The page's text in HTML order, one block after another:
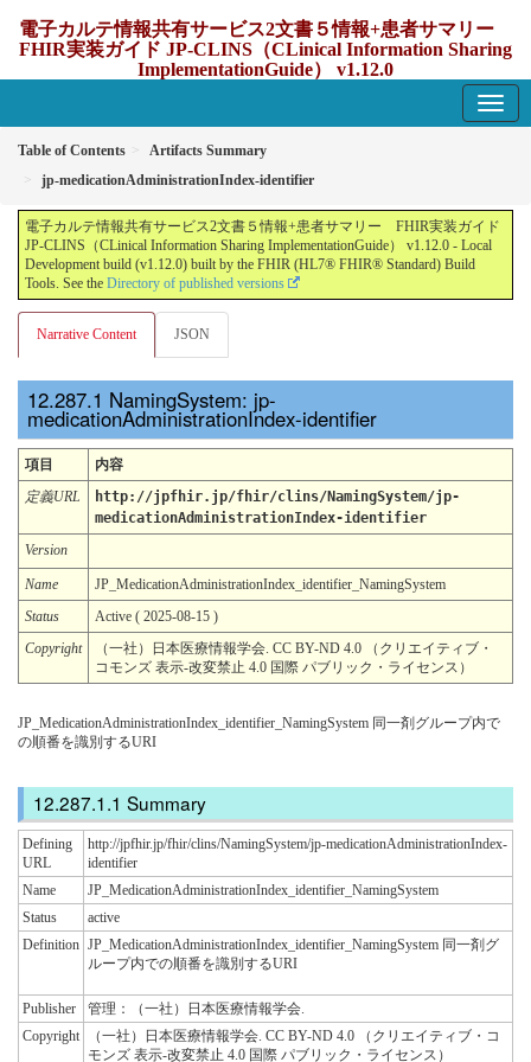
電子カルテ情報共有サービス2文書５情報+患者サマリー
FHIR実装ガイド JP-CLINS（CLinical Information Sharing
ImplementationGuide） v1.12.0
Table of Contents
Artifacts Summary
jp-medicationAdministrationIndex-identifier
電子カルテ情報共有サービス2文書５情報+患者サマリー FHIR実装ガイド
JP-CLINS（CLinical Information Sharing ImplementationGuide） v1.12.0 - Local
Development build (v1.12.0) built by the FHIR (HL7® FHIR® Standard) Build
Tools. See the Directory of published versions
Narrative Content JSON
NamingSystem: jp-
medicationAdministrationIndex-identifier
項目
内容
定義URL
http://jpfhir.jp/fhir/clins/NamingSystem/jp-
medicationAdministrationIndex-identifier
Version
Name
JP_MedicationAdministrationIndex_identifier_NamingSystem
Status
Active ( 2025-08-15 )
Copyright
（一社）日本医療情報学会. CC BY-ND 4.0 （クリエイティブ・
コモンズ 表示-改変禁止 4.0 国際 パブリック・ライセンス）
JP_MedicationAdministrationIndex_identifier_NamingSystem 同一剤グループ内で
の順番を識別するURI
Summary
Defining
URL
http://jpfhir.jp/fhir/clins/NamingSystem/jp-medicationAdministrationIndex-
identifier
Name
JP_MedicationAdministrationIndex_identifier_NamingSystem
Status
active
Definition JP_MedicationAdministrationIndex_identifier_NamingSystem 同一剤グ
ループ内での順番を識別するURI
Publisher
管理：（一社）日本医療情報学会.
Copyright
（一社）日本医療情報学会. CC BY-ND 4.0 （クリエイティブ・コ
モンズ 表示-改変禁止 4.0 国際 パブリック・ライセンス）